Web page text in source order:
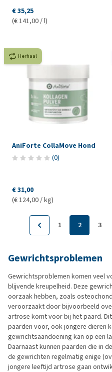
€ 35,25
(€ 141,00 / l)
Herhaal
AniForte CollaMove Hond
(0)
€ 31,00
(€ 124,00 / kg)
1 2 3
Gewrichtsproblemen
Gewrichtsproblemen komen veel
blijvende kreupelheid. Deze
oorzaak hebben, zoals
veroorzaakt door bijvoorbeeld
artrose komt voor bij het paard.
paarden voor, ook jongere dieren
gewrichtsaandoening kan op een
Daarnaast kunnen paarden die in
de gewrichten regelmatig enige
jongere leeftijd artrose gaan